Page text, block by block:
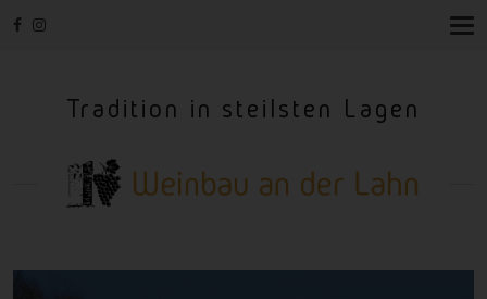
T
Tradition in steilsten Lagen